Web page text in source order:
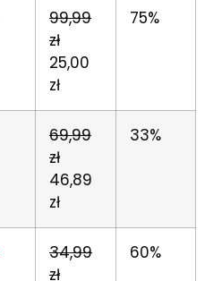
99,99
zł
25,00
zł
75%
69,99
zł
46,89
zł
33%
34,99
zł
60%